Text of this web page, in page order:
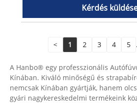
Kérdés
< 1 2 3 4 5
A Hanbo® egy professzionális
Kínában. Kiváló minőségű és
nemcsak Kínában gyártják, hanem
gyári nagykereskedelmi termékeink